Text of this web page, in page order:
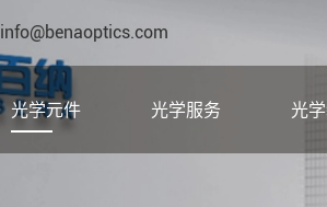
info@benaoptics.com
光学元件 光学服务 光